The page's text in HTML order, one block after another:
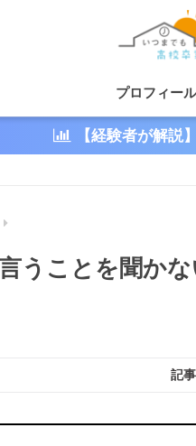
プロフィール
【経験者が解説
うことを聞か
記